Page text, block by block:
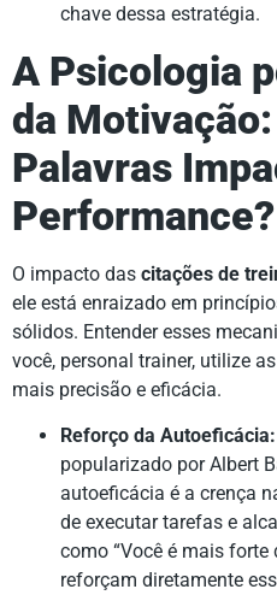
chave dessa estratégia.
A Psicologia
da
Palavras
Performance?
O impacto das citações de
ele está enraizado em
sólidos. Entender esses
você, personal trainer, utilize
mais precisão e eficácia.
Reforço da Autoeficácia:
popularizado por Albert
autoeficácia é a crença
de executar tarefas e
como “Você é mais forte
reforçam diretamente